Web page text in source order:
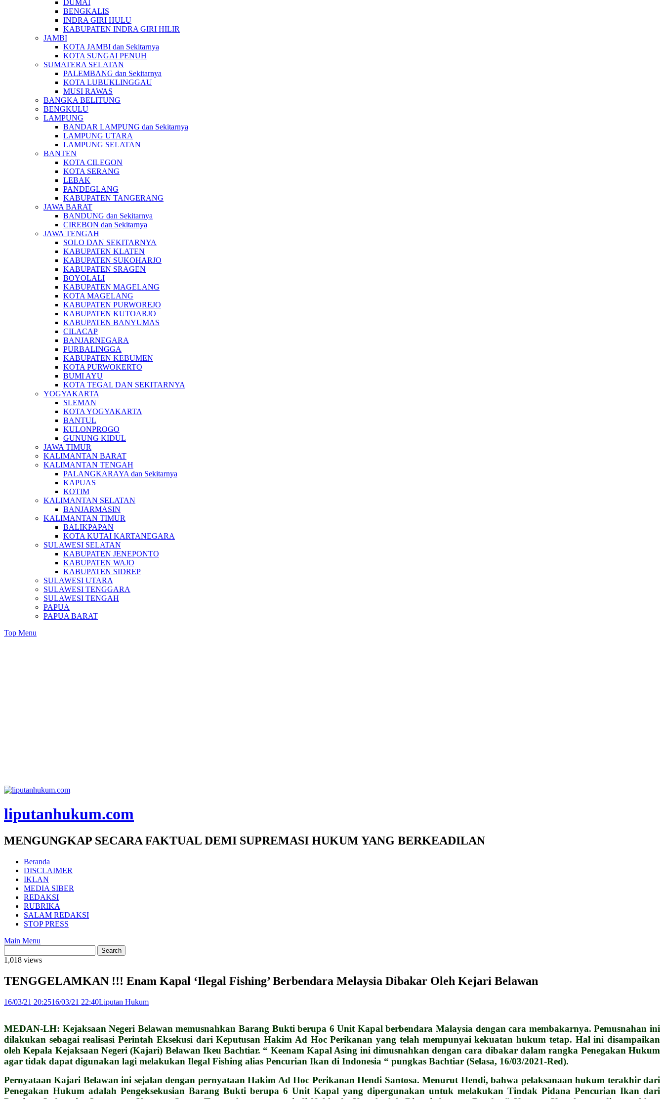
DUMAI
BENGKALIS
INDRA GIRI HULU
KABUPATEN INDRA GIRI HILIR
JAMBI
KOTA JAMBI dan Sekitarnya
KOTA SUNGAI PENUH
SUMATERA SELATAN
PALEMBANG dan Sekitarnya
KOTA LUBUKLINGGAU
MUSI RAWAS
BANGKA BELITUNG
BENGKULU
LAMPUNG
BANDAR LAMPUNG dan Sekitarnya
LAMPUNG UTARA
LAMPUNG SELATAN
BANTEN
KOTA CILEGON
KOTA SERANG
LEBAK
PANDEGLANG
KABUPATEN TANGERANG
JAWA BARAT
BANDUNG dan Sekitarnya
CIREBON dan Sekitarnya
JAWA TENGAH
SOLO DAN SEKITARNYA
KABUPATEN KLATEN
KABUPATEN SUKOHARJO
KABUPATEN SRAGEN
BOYOLALI
KABUPATEN MAGELANG
KOTA MAGELANG
KABUPATEN PURWOREJO
KABUPATEN KUTOARJO
KABUPATEN BANYUMAS
CILACAP
BANJARNEGARA
PURBALINGGA
KABUPATEN KEBUMEN
KOTA PURWOKERTO
BUMI AYU
KOTA TEGAL DAN SEKITARNYA
YOGYAKARTA
SLEMAN
KOTA YOGYAKARTA
BANTUL
KULONPROGO
GUNUNG KIDUL
JAWA TIMUR
KALIMANTAN BARAT
KALIMANTAN TENGAH
PALANGKARAYA dan Sekitarnya
KAPUAS
KOTIM
KALIMANTAN SELATAN
BANJARMASIN
KALIMANTAN TIMUR
BALIKPAPAN
KOTA KUTAI KARTANEGARA
SULAWESI SELATAN
KABUPATEN JENEPONTO
KABUPATEN WAJO
KABUPATEN SIDREP
SULAWESI UTARA
SULAWESI TENGGARA
SULAWESI TENGAH
PAPUA
PAPUA BARAT
Top Menu
liputanhukum.com
MENGUNGKAP SECARA FAKTUAL DEMI SUPREMASI HUKUM YANG BERKEADILAN
Beranda
DISCLAIMER
IKLAN
MEDIA SIBER
REDAKSI
RUBRIKA
SALAM REDAKSI
STOP PRESS
Main Menu
1,018 views
TENGGELAMKAN !!! Enam Kapal ‘Ilegal Fishing’ Berbendara Melaysia Dibakar Oleh Kejari Belawan
16/03/21 20:2516/03/21 22:40Liputan Hukum
MEDAN-LH: Kejaksaan Negeri Belawan memusnahkan Barang Bukti berupa 6 Unit Kapal berbendara Malaysia dengan cara membakarnya. Pemusnahan ini
dilakukan sebagai realisasi Perintah Eksekusi dari Keputusan Hakim Ad Hoc Perikanan yang telah mempunyai kekuatan hukum tetap. Hal ini disampaikan
oleh Kepala Kejaksaan Negeri (Kajari) Belawan Ikeu Bachtiar. “ Keenam Kapal Asing ini dimusnahkan dengan cara dibakar dalam rangka Penegakan Hukum
agar tidak dapat digunakan lagi melakukan Ilegal Fishing alias Pencurian Ikan di Indonesia “ pungkas Bachtiar (Selasa, 16/03/2021-Red).
Pernyataan Kajari Belawan ini sejalan dengan pernyataan Hakim Ad Hoc Perikanan Hendi Santosa. Menurut Hendi, bahwa pelaksanaan hukum terakhir dari
Penegakan Hukum adalah Pengeksekusian Barang Bukti berupa 6 Unit Kapal yang dipergunakan untuk melakukan Tindak Pidana Pencurian Ikan dari